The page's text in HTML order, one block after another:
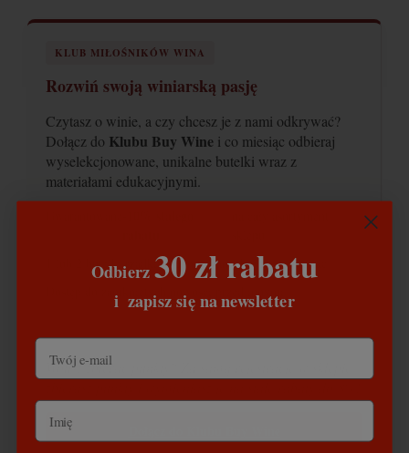
KLUB MIŁOŚNIKÓW WINA
Rozwiń swoją winiarską pasję
Czytasz o winie, a czy chcesz je z nami odkrywać?
Dołącz do Klubu Buy Wine i co miesiąc odbieraj
wyselekcjonowane, unikalne butelki wraz z
materiałami edukacyjnymi.
1 lub 2 butelki rzadkich, limitowanych win co miesiąc
Dostęp do zamkniętych nowości przed innymi
Wolisz zbierać punkty? Za samą rejestrację w sklepie
Odbierz30 zł rabatu
i zapisz się na newsletter